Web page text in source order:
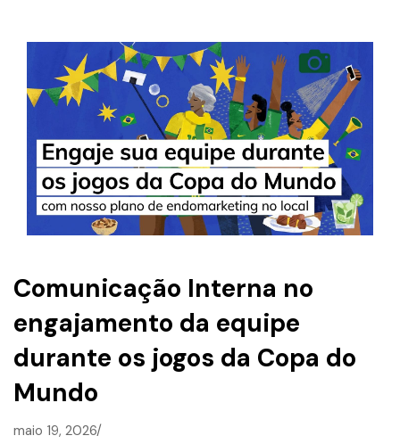
Comunicação Interna no
engajamento da equipe
durante os jogos da Copa do
Mundo
maio 19, 2026/